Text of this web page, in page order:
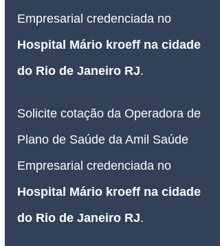
Empresarial credenciada no
Hospital Mário kroeff na cidade
do Rio de Janeiro RJ.
Solicite cotação da Operadora de
Plano de Saúde da Amil Saúde
Empresarial credenciada no
Hospital Mário kroeff na cidade
do Rio de Janeiro RJ.